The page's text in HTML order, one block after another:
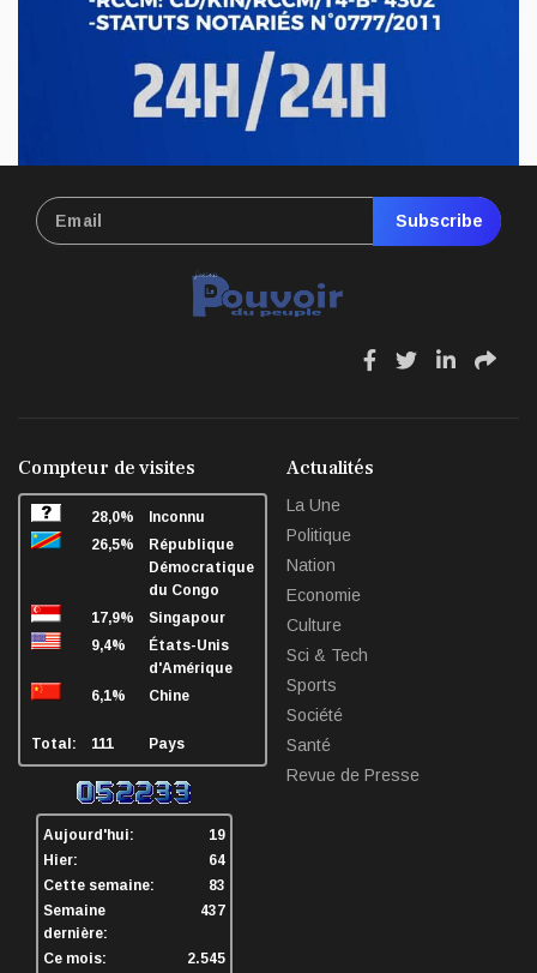
Subscribe
fa
fa
fa
fa
Compteur de visites
28,0%
Inconnu
26,5%
République
Démocratique
du Congo
17,9%
Singapour
9,4%
États-Unis
d'Amérique
6,1%
Chine
Total: 111 Pays
Aujourd'hui:
19
Hier:
64
Cette semaine:
83
Semaine
dernière:
437
Ce mois: 2.545
Actualités
La Une
Politique
Nation
Economie
Culture
Sci & Tech
Sports
Société
Santé
Revue de Presse